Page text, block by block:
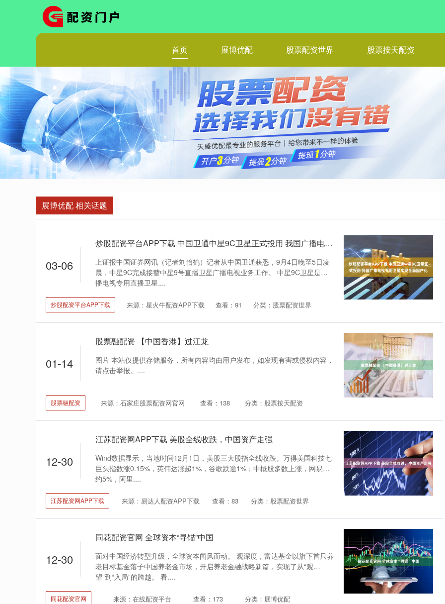
首页 展博优配 股票配资世界 股票按天配资
展博优配 相关话题
03-06
炒股配资平台APP下载 中国卫通中星9C卫星正式投用 我国广播电视专用卫星实现全面国产化
上证报中国证券网讯（记者刘怡鹤）记者从中国卫通获悉，9月4日晚至5日凌
晨，中星9C完成接替中星9号直播卫星广播电视业务工作。 中星9C卫星是广
播电视专用直播卫星....
炒股配资平台APP下载 来源：星火牛配资APP下载 查看：91 分类：股票配资世界
01-14
股票融配资 【中国香港】过江龙
图片 本站仅提供存储服务，所有内容均由用户发布，如发现有害或侵权内容，
请点击举报。....
股票融配资 来源：石家庄股票配资网官网 查看：138 分类：股票按天配资
12-30
江苏配资网APP下载 美股全线收跌，中国资产走强
Wind数据显示，当地时间12月1日，美股三大股指全线收跌。万得美国科技七
巨头指数涨0.15%，英伟达涨超1%，谷歌跌逾1%；中概股多数上涨，网易涨
约5%，阿里....
江苏配资网APP下载 来源：易达人配资APP下载 查看：83 分类：股票配资世界
12-30
同花配资官网 全球资本“寻锚”中国
面对中国经济转型升级，全球资本闻风而动。 观深度，富达基金以旗下首只养
老目标基金落子中国养老金市场，开启养老金融战略新篇，实现了从“观
望”到“入局”的跨越。 看....
同花配资官网 来源：在线配资平台 查看：173 分类：展博优配